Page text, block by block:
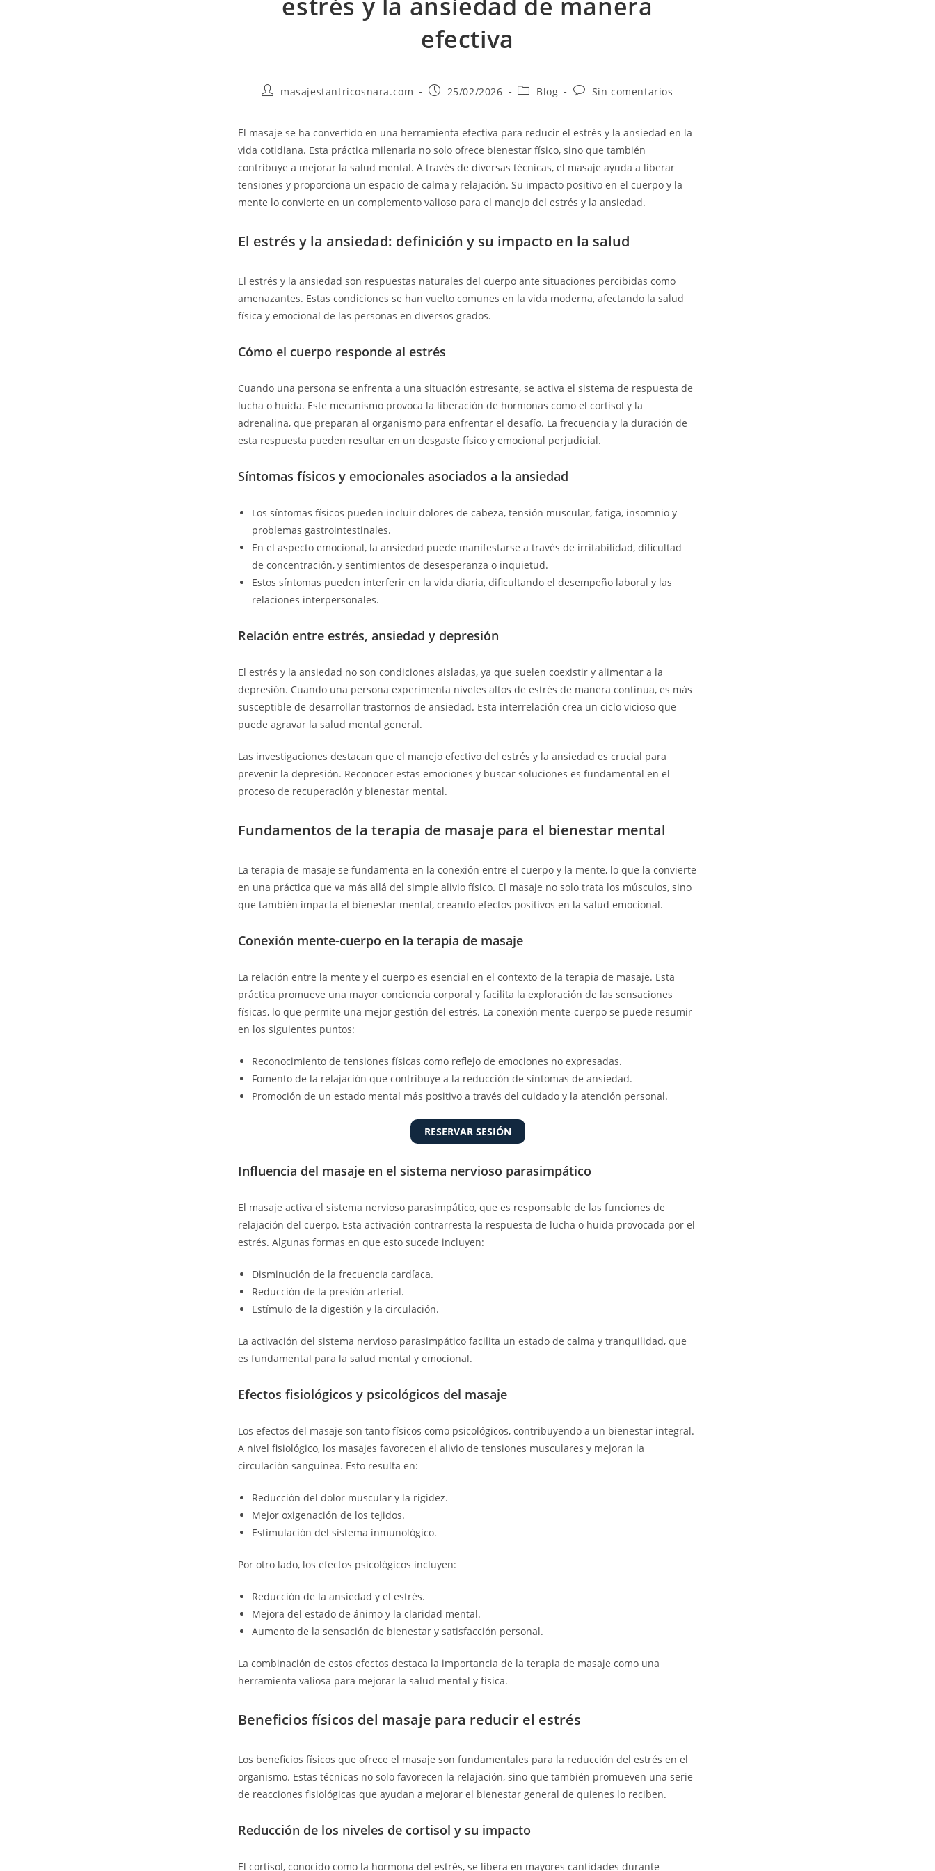
efectiva
masajestantricosnara.com 25/02/2026 Blog Sin comentarios
El masaje se ha convertido en una herramienta efectiva para reducir el estrés y la ansiedad en la
vida cotidiana. Esta práctica milenaria no solo ofrece bienestar físico, sino que también
contribuye a mejorar la salud mental. A través de diversas técnicas, el masaje ayuda a liberar
tensiones y proporciona un espacio de calma y relajación. Su impacto positivo en el cuerpo y la
mente lo convierte en un complemento valioso para el manejo del estrés y la ansiedad.
El estrés y la ansiedad: definición y su impacto en la salud
El estrés y la ansiedad son respuestas naturales del cuerpo ante situaciones percibidas como
amenazantes. Estas condiciones se han vuelto comunes en la vida moderna, afectando la salud
física y emocional de las personas en diversos grados.
Cómo el cuerpo responde al estrés
Cuando una persona se enfrenta a una situación estresante, se activa el sistema de respuesta de
lucha o huida. Este mecanismo provoca la liberación de hormonas como el cortisol y la
adrenalina, que preparan al organismo para enfrentar el desafío. La frecuencia y la duración de
esta respuesta pueden resultar en un desgaste físico y emocional perjudicial.
Síntomas físicos y emocionales asociados a la ansiedad
Los síntomas físicos pueden incluir dolores de cabeza, tensión muscular, fatiga, insomnio y
problemas gastrointestinales.
En el aspecto emocional, la ansiedad puede manifestarse a través de irritabilidad, dificultad
de concentración, y sentimientos de desesperanza o inquietud.
Estos síntomas pueden interferir en la vida diaria, dificultando el desempeño laboral y las
relaciones interpersonales.
Relación entre estrés, ansiedad y depresión
El estrés y la ansiedad no son condiciones aisladas, ya que suelen coexistir y alimentar a la
depresión. Cuando una persona experimenta niveles altos de estrés de manera continua, es más
susceptible de desarrollar trastornos de ansiedad. Esta interrelación crea un ciclo vicioso que
puede agravar la salud mental general.
Las investigaciones destacan que el manejo efectivo del estrés y la ansiedad es crucial para
prevenir la depresión. Reconocer estas emociones y buscar soluciones es fundamental en el
proceso de recuperación y bienestar mental.
Fundamentos de la terapia de masaje para el bienestar mental
La terapia de masaje se fundamenta en la conexión entre el cuerpo y la mente, lo que la convierte
en una práctica que va más allá del simple alivio físico. El masaje no solo trata los músculos, sino
que también impacta el bienestar mental, creando efectos positivos en la salud emocional.
Conexión mente-cuerpo en la terapia de masaje
La relación entre la mente y el cuerpo es esencial en el contexto de la terapia de masaje. Esta
práctica promueve una mayor conciencia corporal y facilita la exploración de las sensaciones
físicas, lo que permite una mejor gestión del estrés. La conexión mente-cuerpo se puede resumir
en los siguientes puntos:
Reconocimiento de tensiones físicas como reflejo de emociones no expresadas.
Fomento de la relajación que contribuye a la reducción de síntomas de ansiedad.
Promoción de un estado mental más positivo a través del cuidado y la atención personal.
RESERVAR SESIÓN
Influencia del masaje en el sistema nervioso parasimpático
El masaje activa el sistema nervioso parasimpático, que es responsable de las funciones de
relajación del cuerpo. Esta activación contrarresta la respuesta de lucha o huida provocada por el
estrés. Algunas formas en que esto sucede incluyen:
Disminución de la frecuencia cardíaca.
Reducción de la presión arterial.
Estímulo de la digestión y la circulación.
La activación del sistema nervioso parasimpático facilita un estado de calma y tranquilidad, que
es fundamental para la salud mental y emocional.
Efectos fisiológicos y psicológicos del masaje
Los efectos del masaje son tanto físicos como psicológicos, contribuyendo a un bienestar integral.
A nivel fisiológico, los masajes favorecen el alivio de tensiones musculares y mejoran la
circulación sanguínea. Esto resulta en:
Reducción del dolor muscular y la rigidez.
Mejor oxigenación de los tejidos.
Estimulación del sistema inmunológico.
Por otro lado, los efectos psicológicos incluyen:
Reducción de la ansiedad y el estrés.
Mejora del estado de ánimo y la claridad mental.
Aumento de la sensación de bienestar y satisfacción personal.
La combinación de estos efectos destaca la importancia de la terapia de masaje como una
herramienta valiosa para mejorar la salud mental y física.
Beneficios físicos del masaje para reducir el estrés
Los beneficios físicos que ofrece el masaje son fundamentales para la reducción del estrés en el
organismo. Estas técnicas no solo favorecen la relajación, sino que también promueven una serie
de reacciones fisiológicas que ayudan a mejorar el bienestar general de quienes lo reciben.
Reducción de los niveles de cortisol y su impacto
El cortisol, conocido como la hormona del estrés, se libera en mayores cantidades durante